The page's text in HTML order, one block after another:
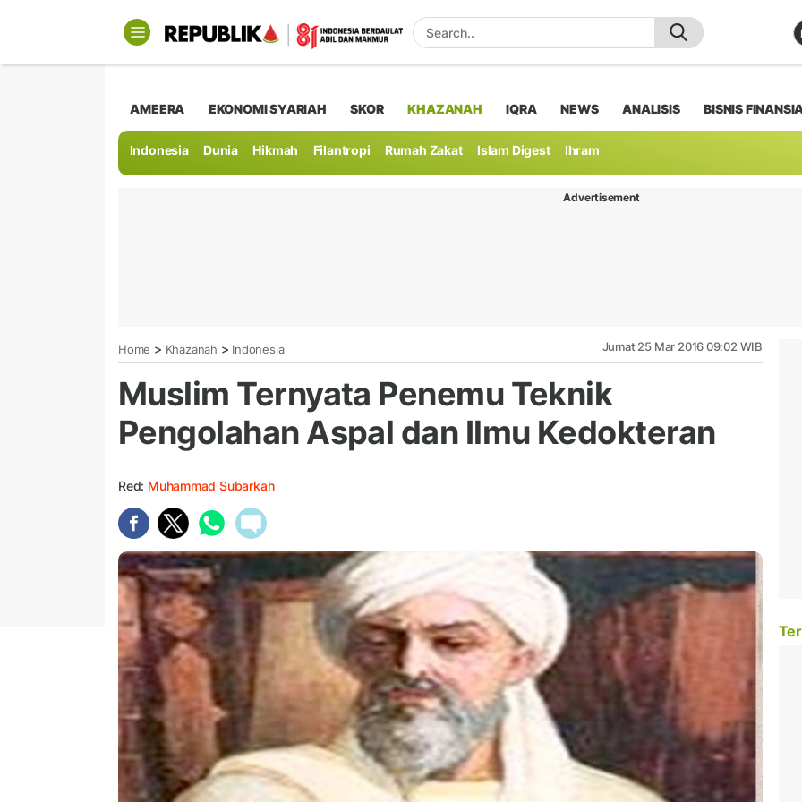
AMEERA EKONOMI SYARIAH SKOR KHAZANAH IQRA NEWS ANALISIS BISNIS
Indonesia Dunia Hikmah Filantropi Rumah Zakat Islam Digest Ihram
Advertisement
Home > Khazanah > Indonesia Jumat 25 Mar 2016 09:02 WIB
Muslim Ternyata Penemu Teknik
Pengolahan Aspal dan Ilmu Kedokteran
Red: Muhammad Subarkah